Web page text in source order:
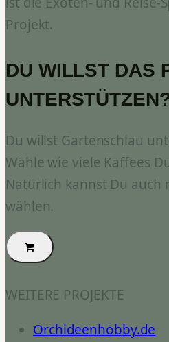
Projekt.
DU WILLST DAS
Du willst Gartenschlau
Wähle wie viele Kaffees
Natürlich kannst Du auch
wählen.
WEITERE PROJEKTE
Orchideenhobby.de